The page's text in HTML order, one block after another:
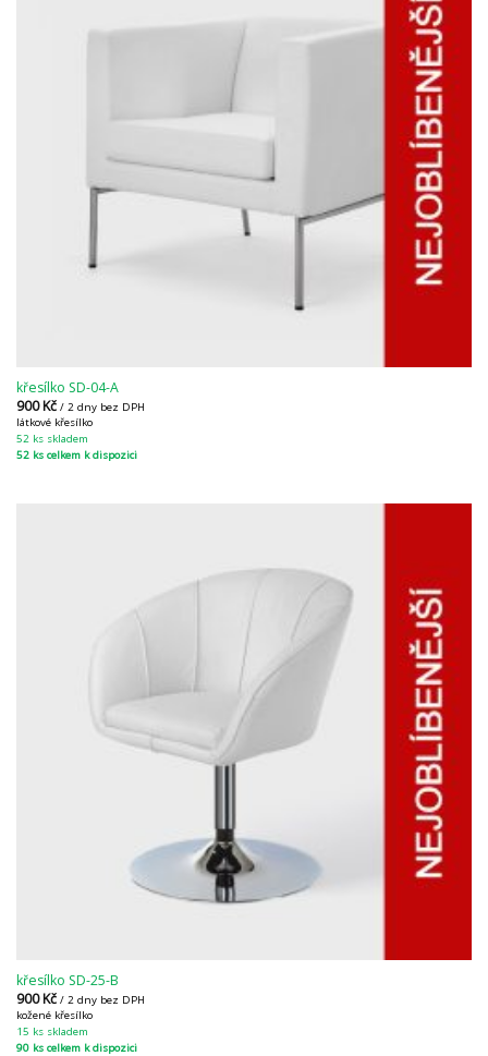
křesílko SD-04-A
900Kč / 2 dny bez DPH
látkové křesílko
52 ks skladem
52 ks celkem k dispozici
křesílko SD-25-B
900Kč / 2 dny bez DPH
kožené křesílko
15 ks skladem
90 ks celkem k dispozici